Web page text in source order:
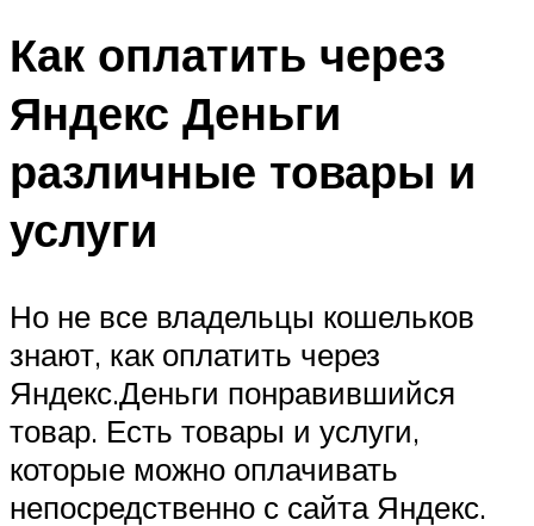
Как оплатить через
Яндекс Деньги
различные товары и
услуги
Но не все владельцы кошельков
знают, как оплатить через
Яндекс.Деньги понравившийся
товар. Есть товары и услуги,
которые можно оплачивать
непосредственно с сайта Яндекс.